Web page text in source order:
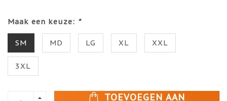
Maak een keuze: *
SM MD LG XL XXL
3XL
TOEVOEGEN AAN